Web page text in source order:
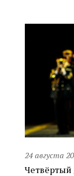
24 августа
Четвёртый